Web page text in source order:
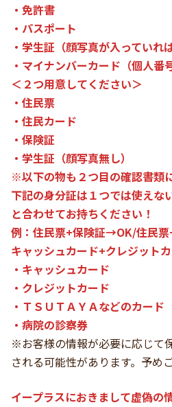
・免許書
・パスポート
・学生証（顔写真が入っていれば
・マイナンバーカード（個人番
＜２つ用意してください＞
・住民票
・住民カード
・保険証
・学生証（顔写真無し）
※以下の物も２つ目の確認書類
下記の身分証は１つでは使えな
と合わせてお持ちください！
例：住民票+保険証→OK/住民
キャッシュカード+クレジット
・キャッシュカード
・クレジットカード
・ＴＳＵＴＡＹＡなどのカード
・病院の診察券
※お客様の情報が必要に応じて
される可能性があります。予め
イープラスにおきまして虚偽の